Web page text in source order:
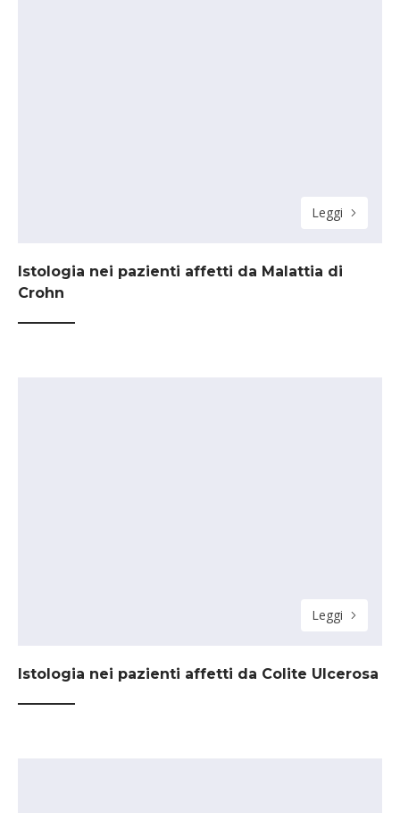
Leggi
Istologia nei pazienti affetti da Malattia di
Crohn
Leggi
Istologia nei pazienti affetti da Colite Ulcerosa